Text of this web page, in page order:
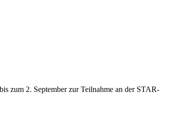
zum 2. September zur Teilnahme an der STAR-